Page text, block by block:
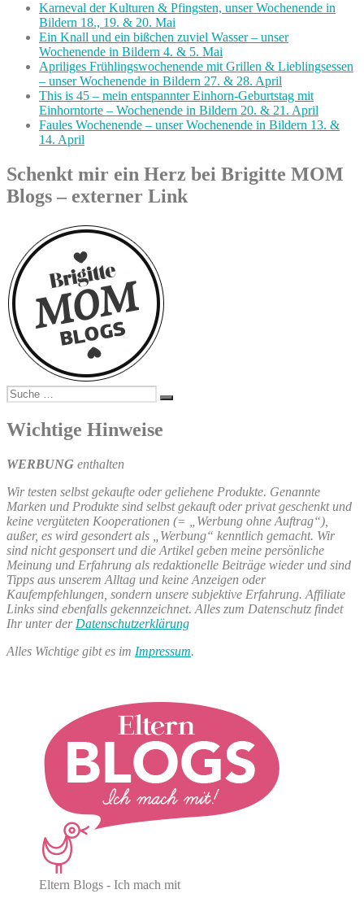
Karneval der Kulturen & Pfingsten, unser Wochenende in
Bildern 18., 19. & 20. Mai
Ein Knall und ein bißchen zuviel Wasser – unser
Wochenende in Bildern 4. & 5. Mai
Apriliges Frühlingswochenende mit Grillen & Lieblingsessen
– unser Wochenende in Bildern 27. & 28. April
This is 45 – mein entspannter Einhorn-Geburtstag mit
Einhorntorte – Wochenende in Bildern 20. & 21. April
Faules Wochenende – unser Wochenende in Bildern 13. &
14. April
Schenkt mir ein Herz bei Brigitte MOM
Blogs – externer Link
Suche
nach:
Suchen
Wichtige Hinweise
WERBUNG enthalten
Wir testen selbst gekaufte oder geliehene Produkte. Genannte
Marken und Produkte sind selbst gekauft oder privat geschenkt und
keine vergüteten Kooperationen (= „Werbung ohne Auftrag“),
außer, es wird gesondert als „Werbung“ kenntlich gemacht. Wir
sind nicht gesponsert und die Artikel geben meine persönliche
Meinung und Erfahrung als redaktionelle Beiträge wieder und sind
Tipps aus unserem Alltag und keine Anzeigen oder
Kaufempfehlungen, sondern unsere subjektive Erfahrung. Affiliate
Links sind ebenfalls gekennzeichnet. Alles zum Datenschutz findet
Ihr unter der Datenschutzerklärung
Alles Wichtige gibt es im Impressum.
Eltern Blogs - Ich mach mit